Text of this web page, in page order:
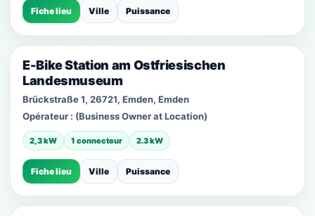
Fiche lieu Ville Puissance
E-Bike Station am Ostfriesischen
Landesmuseum
Brückstraße 1, 26721, Emden, Emden
Opérateur : (Business Owner at Location)
2,3 kW 1 connecteur 2.3 kW
Fiche lieu Ville Puissance